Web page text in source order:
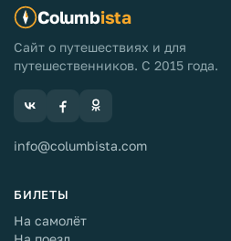
Columbista
Сайт о путешествиях и для
путешественников. С 2015 года.
info@columbista.com
БИЛЕТЫ
На самолёт